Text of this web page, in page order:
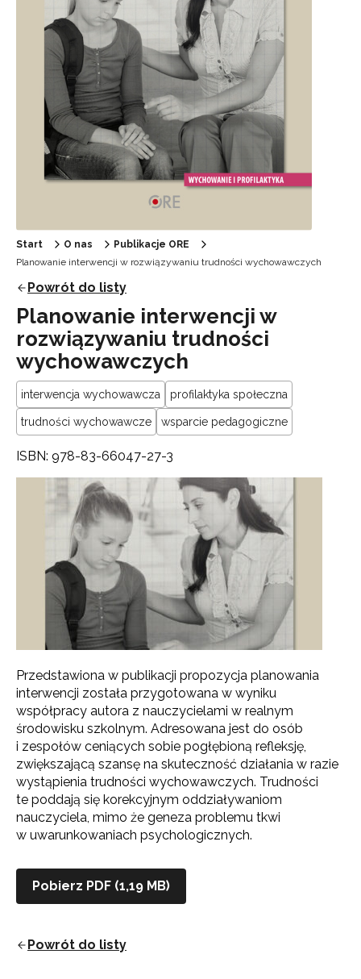
Start O nas
Publikacje ORE
Planowanie interwencji w rozwiązywaniu trudności wychowawczych
Powrót do listy
Planowanie interwencji w
rozwiązywaniu trudności
wychowawczych
interwencja wychowawcza profilaktyka społeczna
trudności wychowawcze wsparcie pedagogiczne
ISBN: 978-83-66047-27-3
Przedstawiona w publikacji propozycja planowania
interwencji została przygotowana w wyniku
współpracy autora z nauczycielami w realnym
środowisku szkolnym. Adresowana jest do osób
i zespołów ceniących sobie pogłębioną refleksję,
zwiększającą szansę na skuteczność działania w razie
wystąpienia trudności wychowawczych. Trudności
te poddają się korekcyjnym oddziaływaniom
nauczyciela, mimo że geneza problemu tkwi
w uwarunkowaniach psychologicznych.
Pobierz PDF (1,19 MB)
Powrót do listy